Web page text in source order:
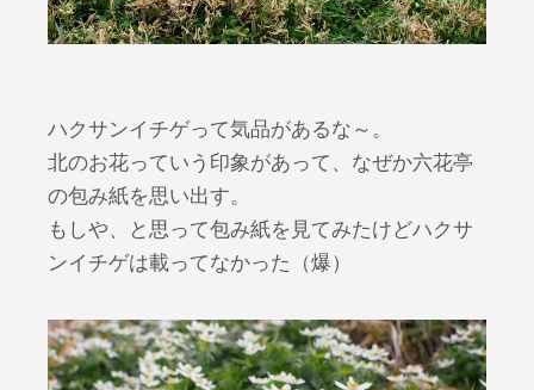
ハクサンイチゲって気品があるな～。
北のお花っていう印象があって、なぜか六花亭
の包み紙を思い出す。
もしや、と思って包み紙を見てみたけどハクサ
ンイチゲは載ってなかった（爆）